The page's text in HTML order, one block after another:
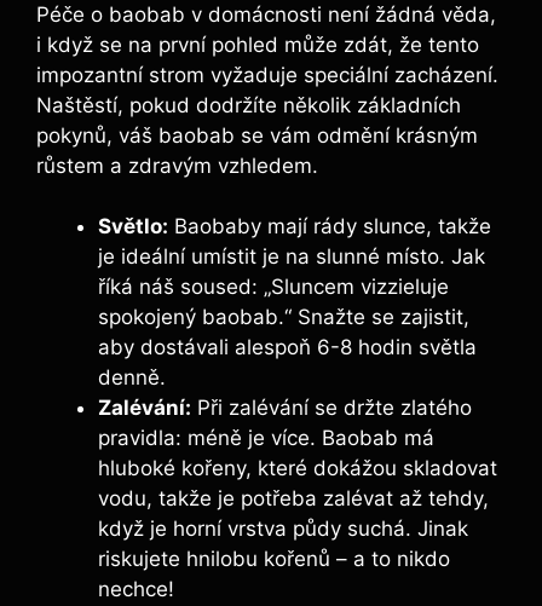
Péče o baobab v domácnosti není žádná věda,
i když se na první pohled může zdát, že tento
impozantní strom vyžaduje speciální zacházení.
Naštěstí, pokud dodržíte několik základních
pokynů, váš baobab se vám odmění krásným
růstem a zdravým vzhledem.
Světlo: Baobaby mají rády slunce, takže
je ideální umístit je na slunné místo. Jak
říká náš soused: „Sluncem vizzieluje
spokojený baobab.“ Snažte se zajistit,
aby dostávali alespoň 6-8 hodin světla
denně.
Zalévání: Při zalévání se držte zlatého
pravidla: méně je více. Baobab má
hluboké kořeny, které dokážou skladovat
vodu, takže je potřeba zalévat až tehdy,
když je horní vrstva půdy suchá. Jinak
riskujete hnilobu kořenů – a to nikdo
nechce!